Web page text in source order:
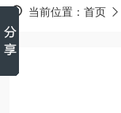
当前位置： 首页